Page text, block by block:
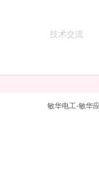
技术交流
敏华电工-敏华